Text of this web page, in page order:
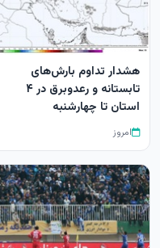
هشدار تداوم بارش‌های
تابستانه و رعدوبرق در ۴
استان تا چهارشنبه
امروز